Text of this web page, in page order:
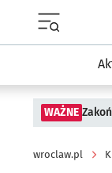
WAŻNE
wroclaw.pl